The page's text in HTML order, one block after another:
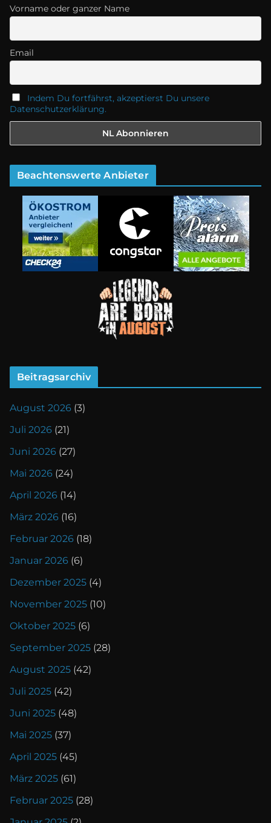
Vorname oder ganzer Name
Email
Indem Du fortfährst, akzeptierst Du unsere
Datenschutzerklärung.
Beachtenswerte Anbieter
Beitragsarchiv
August 2026 (3)
Juli 2026 (21)
Juni 2026 (27)
Mai 2026 (24)
April 2026 (14)
März 2026 (16)
Februar 2026 (18)
Januar 2026 (6)
Dezember 2025 (4)
November 2025 (10)
Oktober 2025 (6)
September 2025 (28)
August 2025 (42)
Juli 2025 (42)
Juni 2025 (48)
Mai 2025 (37)
April 2025 (45)
März 2025 (61)
Februar 2025 (28)